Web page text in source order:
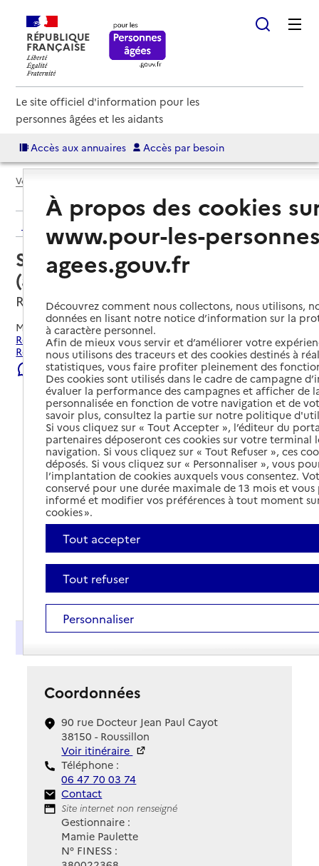
RÉPUBLIQUE
FRANÇAISE
Le site officiel d'information pour les
personnes âgées et les aidants
Accès aux annuaires Accès par besoin
Voir le fil d’Ariane
Retour aux résultats de l'annuaire
Service autonomie à domicile
(aide) – Mamie Paulette
Roussillon, ISERE
Mis à jour le22/07/2026
Rechercher les établissements et services autour de
Roussillon.
Signaler une erreur
Présentation
Coordonnées
90 rue Docteur Jean Paul Cayot
38150 - Roussillon
Voir itinéraire
Téléphone :
06 47 70 03 74
Contact
Contact
Site Internet
Site internet non renseigné
Gestionnaire :
Mamie Paulette
N° FINESS :
À propos des cookies
www.pour-les-
agees.gouv.fr
Découvrez comment nous collectons, nous utilisons,
données en lisant notre notice d’information sur la
à caractère personnel.
Afin de mieux vous servir et d’améliorer votre
nous utilisons des traceurs et des cookies destinés à
statistiques, vous faire profiter pleinement des
Des cookies sont utilisés dans le cadre de campagne
évaluer la performance des campagnes et afficher de
personnalisée en fonction de votre navigation et de
savoir plus, consultez la partie sur notre politique
Si vous cliquez sur « Tout Accepter », l’éditeur du
partenaires déposeront ces cookies sur votre terminal
navigation. Si vous cliquez sur « Tout Refuser », ces
déposés. Si vous cliquez sur « Personnaliser », vous
l’implantation de cookies auxquels vous consentez.
conservé pour une durée maximale de 13 mois et
informé et modifier vos préférences à tout moment
cookies ».
Tout accepter
Tout refuser
Personnaliser